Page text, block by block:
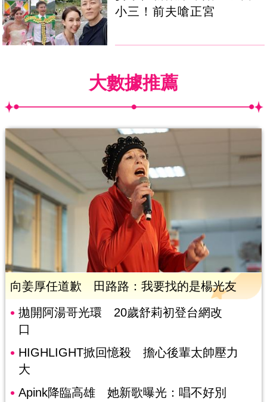
小三！前夫嗆正宮
大數據推薦
向姜厚任道歉 田路路：我要找的是楊光友
拋開阿湯哥光環 20歲舒莉初登台網改
口
HIGHLIGHT掀回憶殺 擔心後輩太帥壓力
大
Apink降臨高雄 她新歌曝光：唱不好別